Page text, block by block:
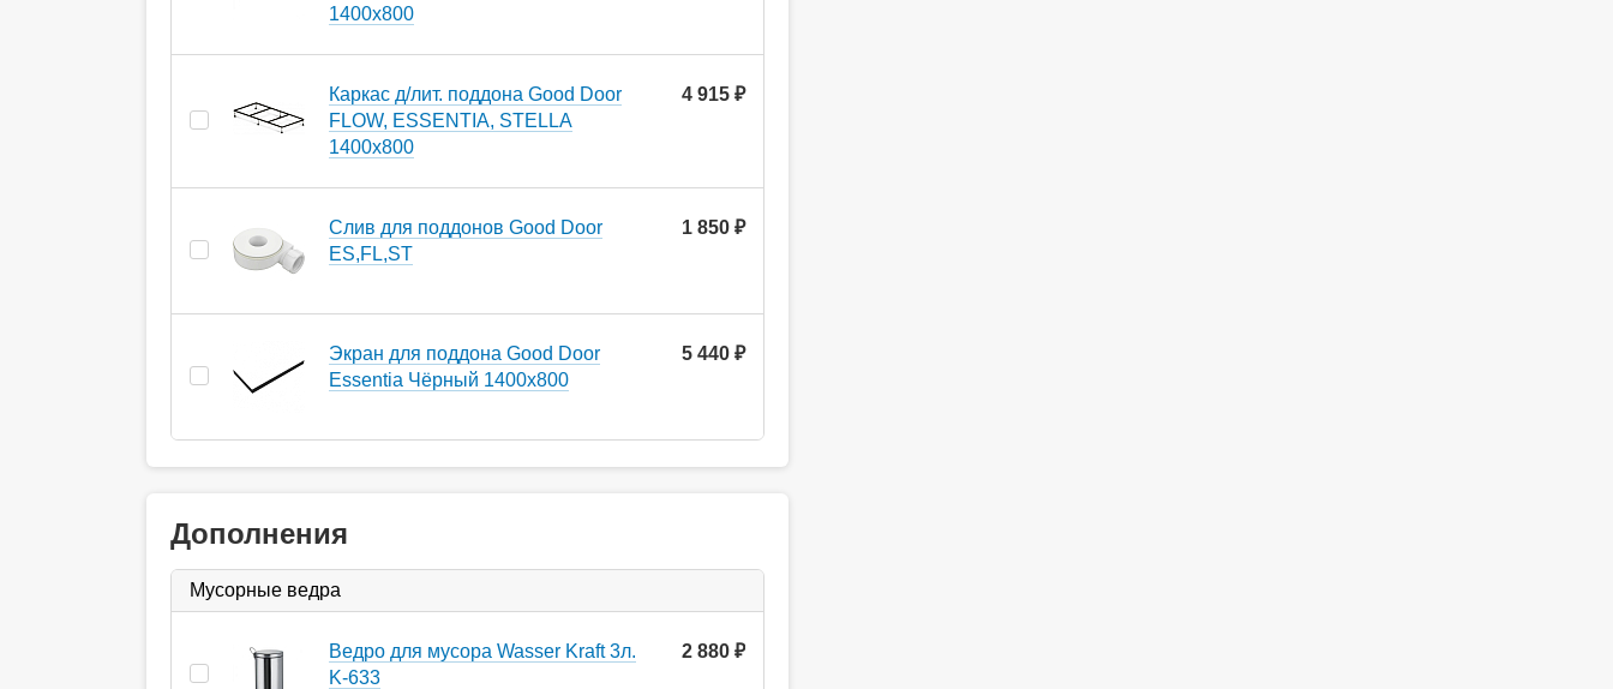
1400x800
Каркас д/лит. поддона Good Door
FLOW, ESSENTIA, STELLA
1400х800
4 915 ₽
Слив для поддонов Good Door
ES,FL,ST
1 850 ₽
Экран для поддона Good Door
Essentia Чёрный 1400x800
5 440 ₽
Дополнения
Мусорные ведра
Ведро для мусора Wasser Kraft 3л.
K-633
2 880